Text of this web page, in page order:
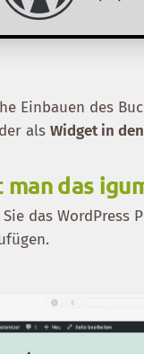
Einbauen des
alsWidget in
das
das